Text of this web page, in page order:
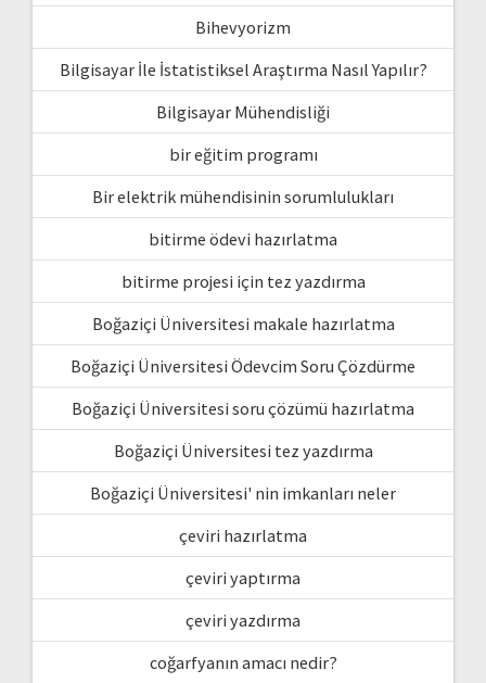
Bihevyorizm
Bilgisayar İle İstatistiksel Araştırma Nasıl Yapılır?
Bilgisayar Mühendisliği
bir eğitim programı
Bir elektrik mühendisinin sorumlulukları
bitirme ödevi hazırlatma
bitirme projesi için tez yazdırma
Boğaziçi Üniversitesi makale hazırlatma
Boğaziçi Üniversitesi Ödevcim Soru Çözdürme
Boğaziçi Üniversitesi soru çözümü hazırlatma
Boğaziçi Üniversitesi tez yazdırma
Boğaziçi Üniversitesi' nin imkanları neler
çeviri hazırlatma
çeviri yaptırma
çeviri yazdırma
coğarfyanın amacı nedir?